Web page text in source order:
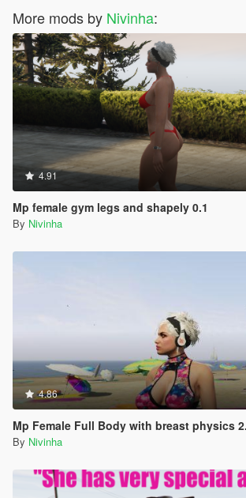
More mods by Nivinha:
4.91
Mp female gym legs and shapely 0.1
By Nivinha
4.86
Mp Female Full Body with breast physics
By Nivinha